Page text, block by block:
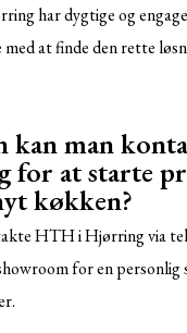
har dygtige og
at finde den rette
kan man
at starte
køkken?
HTH i Hjørring via
for en personlig